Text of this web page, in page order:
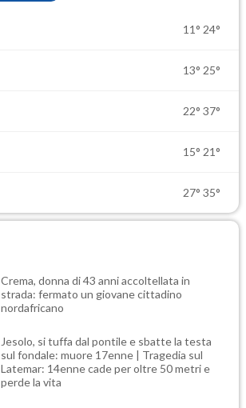
11° 24°
13° 25°
22° 37°
15° 21°
27° 35°
Crema, donna di 43 anni accoltellata in
strada: fermato un giovane cittadino
nordafricano
Jesolo, si tuffa dal pontile e sbatte la testa
sul fondale: muore 17enne | Tragedia sul
Latemar: 14enne cade per oltre 50 metri e
perde la vita